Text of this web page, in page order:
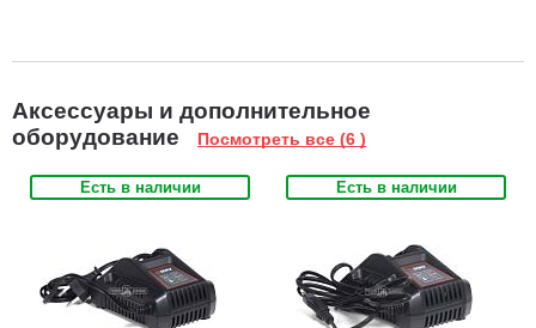
Аксессуары и дополнительное
оборудование
Посмотреть все (6 )
Есть в наличии Есть в наличии